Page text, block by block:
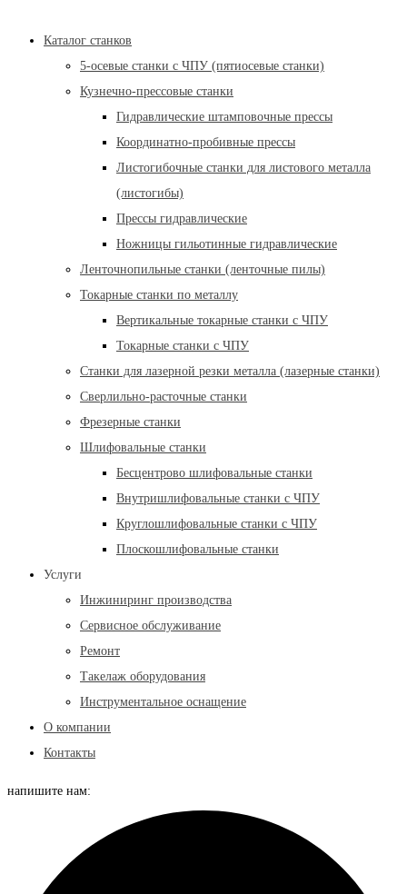
Каталог станков
5-осевые станки с ЧПУ (пятиосевые станки)
Кузнечно-прессовые станки
Гидравлические штамповочные прессы
Координатно-пробивные прессы
Листогибочные станки для листового металла
(листогибы)
Прессы гидравлические
Ножницы гильотинные гидравлические
Ленточнопильные станки (ленточные пилы)
Токарные станки по металлу
Вертикальные токарные станки с ЧПУ
Токарные станки с ЧПУ
Станки для лазерной резки металла (лазерные станки)
Сверлильно-расточные станки
Фрезерные станки
Шлифовальные станки
Бесцентрово шлифовальные станки
Внутришлифовальные станки с ЧПУ
Круглошлифовальные станки с ЧПУ
Плоскошлифовальные станки
Услуги
Инжиниринг производства
Сервисное обслуживание
Ремонт
Такелаж оборудования
Инструментальное оснащение
О компании
Контакты
напишите нам: